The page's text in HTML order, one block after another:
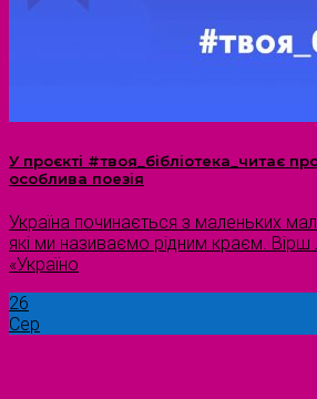
У проєкті #твоя_бібліотека_читає
особлива поезія
Україна починається з маленьких
які ми називаємо рідним краєм.
«Україно
26
Сер